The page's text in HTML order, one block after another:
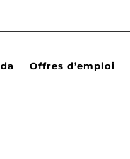
Offres d’emploi